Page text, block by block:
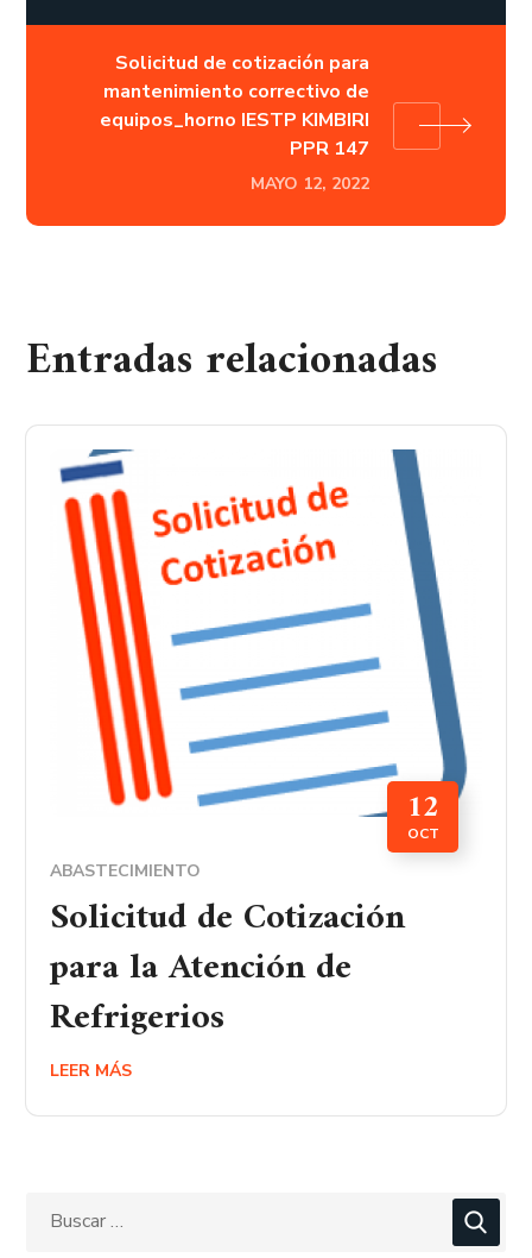
Solicitud de cotización para
mantenimiento correctivo de
equipos_horno IESTP KIMBIRI
PPR 147
MAYO 12, 2022
Entradas relacionadas
12
OCT
ABASTECIMIENTO
Solicitud de Cotización
para la Atención de
Refrigerios
LEER MÁS